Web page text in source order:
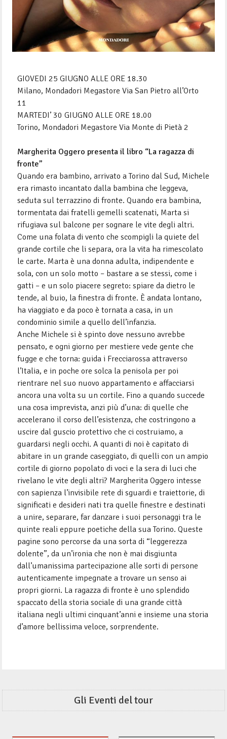
GIOVEDI 25 GIUGNO ALLE ORE 18.30
Milano, Mondadori Megastore Via San Pietro all’Orto
11
MARTEDI’ 30 GIUGNO ALLE ORE 18.00
Torino, Mondadori Megastore Via Monte di Pietà 2
Margherita Oggero presenta il libro “La ragazza di
fronte”
Quando era bambino, arrivato a Torino dal Sud, Michele
era rimasto incantato dalla bambina che leggeva,
seduta sul terrazzino di fronte. Quando era bambina,
tormentata dai fratelli gemelli scatenati, Marta si
rifugiava sul balcone per sognare le vite degli altri.
Come una folata di vento che scompigli la quiete del
grande cortile che li separa, ora la vita ha rimescolato
le carte. Marta è una donna adulta, indipendente e
sola, con un solo motto – bastare a se stessi, come i
gatti – e un solo piacere segreto: spiare da dietro le
tende, al buio, la finestra di fronte. È andata lontano,
ha viaggiato e da poco è tornata a casa, in un
condominio simile a quello dell’infanzia.
Anche Michele si è spinto dove nessuno avrebbe
pensato, e ogni giorno per mestiere vede gente che
fugge e che torna: guida i Frecciarossa attraverso
l’Italia, e in poche ore solca la penisola per poi
rientrare nel suo nuovo appartamento e affacciarsi
ancora una volta su un cortile. Fino a quando succede
una cosa imprevista, anzi più d’una: di quelle che
accelerano il corso dell’esistenza, che costringono a
uscire dal guscio protettivo che ci costruiamo, a
guardarsi negli occhi. A quanti di noi è capitato di
abitare in un grande caseggiato, di quelli con un ampio
cortile di giorno popolato di voci e la sera di luci che
rivelano le vite degli altri? Margherita Oggero intesse
con sapienza l’invisibile rete di sguardi e traiettorie, di
significati e desideri nati tra quelle finestre e destinati
a unire, separare, far danzare i suoi personaggi tra le
quinte reali eppure poetiche della sua Torino. Queste
pagine sono percorse da una sorta di “leggerezza
dolente”, da un’ironia che non è mai disgiunta
dall’umanissima partecipazione alle sorti di persone
autenticamente impegnate a trovare un senso ai
propri giorni. La ragazza di fronte è uno splendido
spaccato della storia sociale di una grande città
italiana negli ultimi cinquant’anni e insieme una storia
d’amore bellissima veloce, sorprendente.
Gli Eventi del tour